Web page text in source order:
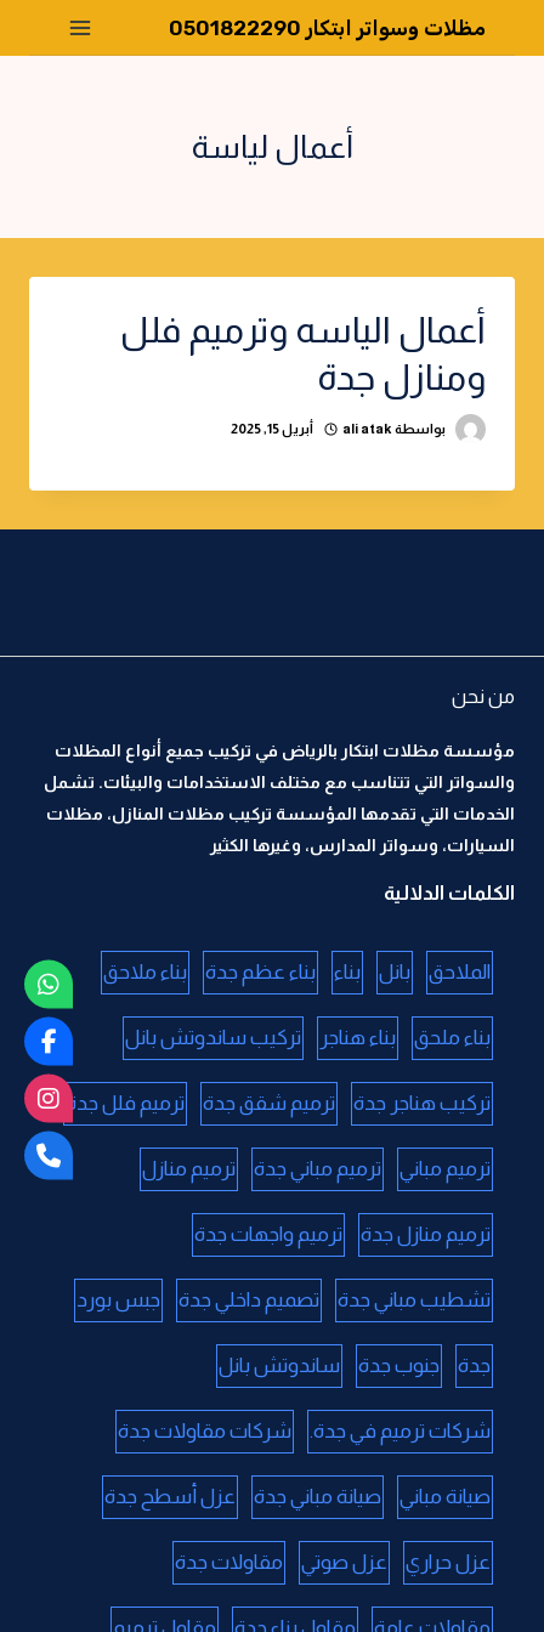
مظلات وسواتر ابتكار 0501822290
أعمال لياسة
أعمال الياسه وترميم فلل
ومنازل جدة
بواسطة ali atak أبريل 15, 2025
من نحن
مؤسسة مظلات ابتكار بالرياض في تركيب جميع أنواع المظلات
والسواتر التي تتناسب مع مختلف الاستخدامات والبيئات. تشمل
الخدمات التي تقدمها المؤسسة تركيب مظلات المنازل، مظلات
السيارات، وسواتر المدارس، وغيرها الكثير
الكلمات الدلالية
الملاحق بانل بناء بناء عظم جدة بناء ملاحق
بناء ملحق بناء هناجر تركيب ساندوتش بانل
تركيب هناجر جدة ترميم شقق جدة ترميم فلل جدة
ترميم مباني ترميم مباني جدة ترميم منازل
ترميم منازل جدة ترميم واجهات جدة
تشطيب مباني جدة تصميم داخلي جدة جبس بورد
جدة جنوب جدة ساندوتش بانل
شركات ترميم في جدة. شركات مقاولات جدة
صيانة مباني صيانة مباني جدة عزل أسطح جدة
عزل حراري عزل صوتي مقاولات جدة